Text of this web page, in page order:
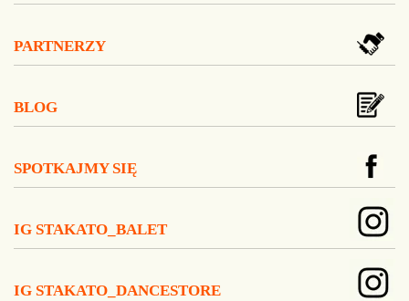
PARTNERZY
BLOG
SPOTKAJMY SIĘ
IG STAKATO_BALET
IG STAKATO_DANCESTORE